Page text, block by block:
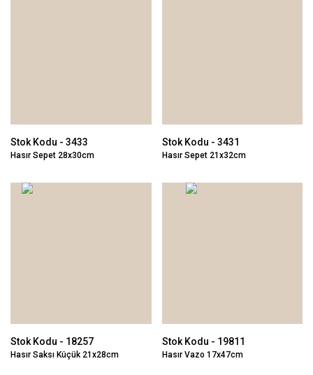
Stok Kodu - 3433
Hasır Sepet 28x30cm
Stok Kodu - 3431
Hasır Sepet 21x32cm
Stok Kodu - 18257
Hasır Saksı Küçük 21x28cm
Stok Kodu - 19811
Hasır Vazo 17x47cm